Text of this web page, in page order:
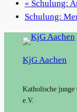
« Schulung:
Schulung:
KjG Aachen
Katholische junge
e.V.